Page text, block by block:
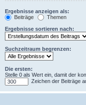
Ergebnisse anzeigen als:
Beiträge
Themen
Ergebnisse sortieren nach:
Suchzeitraum begrenzen:
Die ersten:
Stelle 0 als Wert ein, damit der
Zeichen der Beiträge